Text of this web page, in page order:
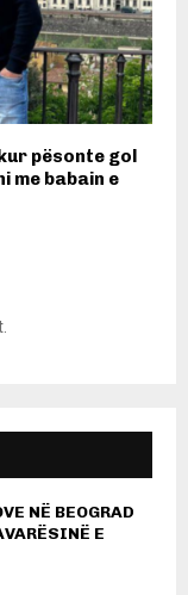
pësonte gol
me babain e
NË BEOGRAD
E